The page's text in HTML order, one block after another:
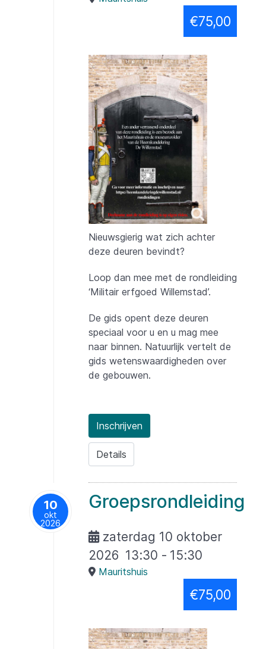
€75,00
Nieuwsgierig wat zich achter
deze deuren bevindt?
Loop dan mee met de rondleiding
‘Militair erfgoed Willemstad’.
De gids opent deze deuren
speciaal voor u en u mag mee
naar binnen. Natuurlijk vertelt de
gids wetenswaardigheden over
de gebouwen.
Inschrijven
Details
10
okt
2026
Groepsrondleiding
zaterdag 10 oktober
2026 13:30 - 15:30
Mauritshuis
€75,00